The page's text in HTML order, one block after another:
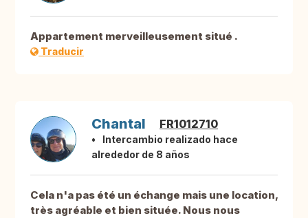
Appartement merveilleusement situé .
Traducir
Chantal FR1012710
Intercambio realizado hace
alrededor de 8 años
Cela n'a pas été un échange mais une location,
très agréable et bien située. Nous nous